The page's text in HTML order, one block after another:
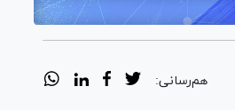
هم‌رسانی: